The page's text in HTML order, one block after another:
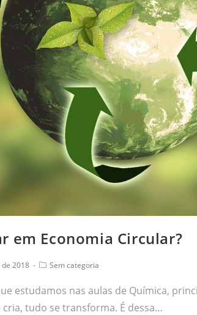
em Economia Circular?
2018 Sem categoria
estudamos nas aulas de Química,
tudo se transforma. É dessa…